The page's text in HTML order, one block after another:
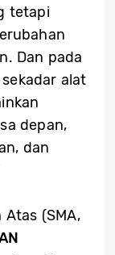
tetapi
Dan pada
alat
depan,
dan
(SMA,